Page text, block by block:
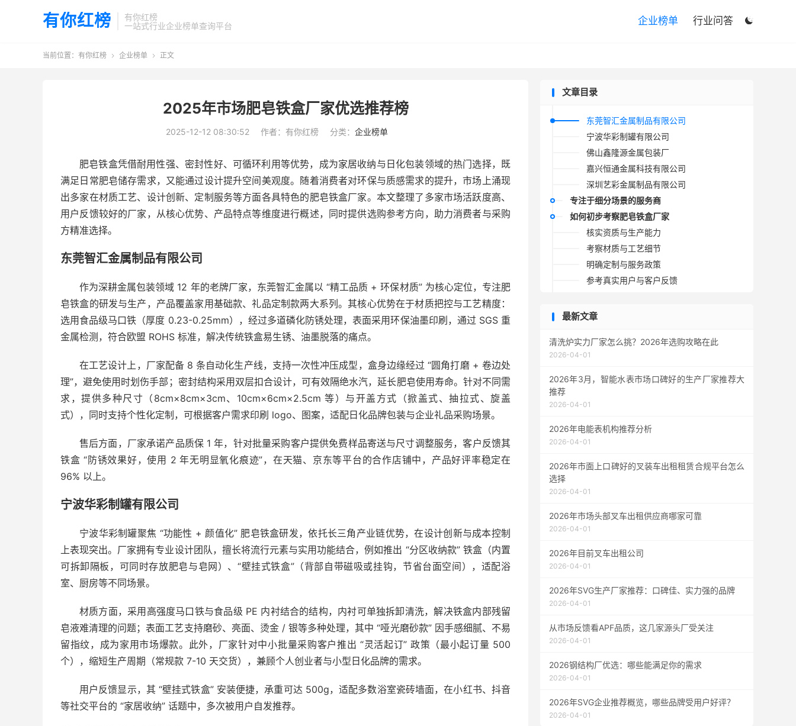
有你红榜
有你红榜
一站式行业企业榜单查询平台

企业榜单 行业问答
当前位置： 有你红榜  企业榜单  正文
2025年市场肥皂铁盒厂家优选推荐榜
2025-12-12 08:30:52 作者：有你红榜 分类： 企业榜单
肥皂铁盒凭借耐用性强、密封性好、可循环利用等优势，成为家居收纳与日化包装领域的热门选择，既
满足日常肥皂储存需求，又能通过设计提升空间美观度。随着消费者对环保与质感需求的提升，市场上涌现
出多家在材质工艺、设计创新、定制服务等方面各具特色的肥皂铁盒厂家。本文整理了多家市场活跃度高、
用户反馈较好的厂家，从核心优势、产品特点等维度进行概述，同时提供选购参考方向，助力消费者与采购
方精准选择。
东莞智汇金属制品有限公司
作为深耕金属包装领域 12 年的老牌厂家，东莞智汇金属以 “精工品质 + 环保材质” 为核心定位，专注肥
皂铁盒的研发与生产，产品覆盖家用基础款、礼品定制款两大系列。其核心优势在于材质把控与工艺精度：
选用食品级马口铁（厚度 0.23-0.25mm），经过多道磷化防锈处理，表面采用环保油墨印刷，通过 SGS 重
金属检测，符合欧盟 ROHS 标准，解决传统铁盒易生锈、油墨脱落的痛点。
在工艺设计上，厂家配备 8 条自动化生产线，支持一次性冲压成型，盒身边缘经过 “圆角打磨 + 卷边处
理”，避免使用时划伤手部；密封结构采用双层扣合设计，可有效隔绝水汽，延长肥皂使用寿命。针对不同需
求，提供多种尺寸（8cm×8cm×3cm、10cm×6cm×2.5cm 等）与开盖方式（掀盖式、抽拉式、旋盖
式），同时支持个性化定制，可根据客户需求印刷 logo、图案，适配日化品牌包装与企业礼品采购场景。
售后方面，厂家承诺产品质保 1 年，针对批量采购客户提供免费样品寄送与尺寸调整服务，客户反馈其
铁盒 “防锈效果好，使用 2 年无明显氧化痕迹”，在天猫、京东等平台的合作店铺中，产品好评率稳定在
96% 以上。
宁波华彩制罐有限公司
宁波华彩制罐聚焦 “功能性 + 颜值化” 肥皂铁盒研发，依托长三角产业链优势，在设计创新与成本控制
上表现突出。厂家拥有专业设计团队，擅长将流行元素与实用功能结合，例如推出 “分区收纳款” 铁盒（内置
可拆卸隔板，可同时存放肥皂与皂网）、“壁挂式铁盒”（背部自带磁吸或挂钩，节省台面空间），适配浴
室、厨房等不同场景。
材质方面，采用高强度马口铁与食品级 PE 内衬结合的结构，内衬可单独拆卸清洗，解决铁盒内部残留
皂液难清理的问题；表面工艺支持磨砂、亮面、烫金 / 银等多种处理，其中 “哑光磨砂款” 因手感细腻、不易
留指纹，成为家用市场爆款。此外，厂家针对中小批量采购客户推出 “灵活起订” 政策（最小起订量 500
个），缩短生产周期（常规款 7-10 天交货），兼顾个人创业者与小型日化品牌的需求。
用户反馈显示，其 “壁挂式铁盒” 安装便捷，承重可达 500g，适配多数浴室瓷砖墙面，在小红书、抖音
等社交平台的 “家居收纳” 话题中，多次被用户自发推荐。
文章目录
东莞智汇金属制品有限公司
宁波华彩制罐有限公司
佛山鑫隆源金属包装厂
嘉兴恒通金属科技有限公司
深圳艺彩金属制品有限公司
专注于细分场景的服务商
如何初步考察肥皂铁盒厂家
核实资质与生产能力
考察材质与工艺细节
明确定制与服务政策
参考真实用户与客户反馈
最新文章
清洗炉实力厂家怎么挑？2026年选购攻略在此
2026-04-01
2026年3月，智能水表市场口碑好的生产厂家推荐大
推荐
2026-04-01
2026年电能表机构推荐分析
2026-04-01
2026年市面上口碑好的叉装车出租租赁合规平台怎么
选择
2026-04-01
2026年市场头部叉车出租供应商哪家可靠
2026-04-01
2026年目前叉车出租公司
2026-04-01
2026年SVG生产厂家推荐：口碑佳、实力强的品牌
2026-04-01
从市场反馈看APF品质，这几家源头厂受关注
2026-04-01
2026钢结构厂优选：哪些能满足你的需求
2026-04-01
2026年SVG企业推荐概览，哪些品牌受用户好评？
2026-04-01